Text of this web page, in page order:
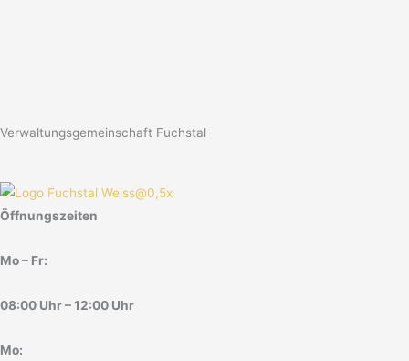
Verwaltungsgemeinschaft Fuchstal
Öffnungszeiten
Mo – Fr:
08:00 Uhr – 12:00 Uhr
Mo: